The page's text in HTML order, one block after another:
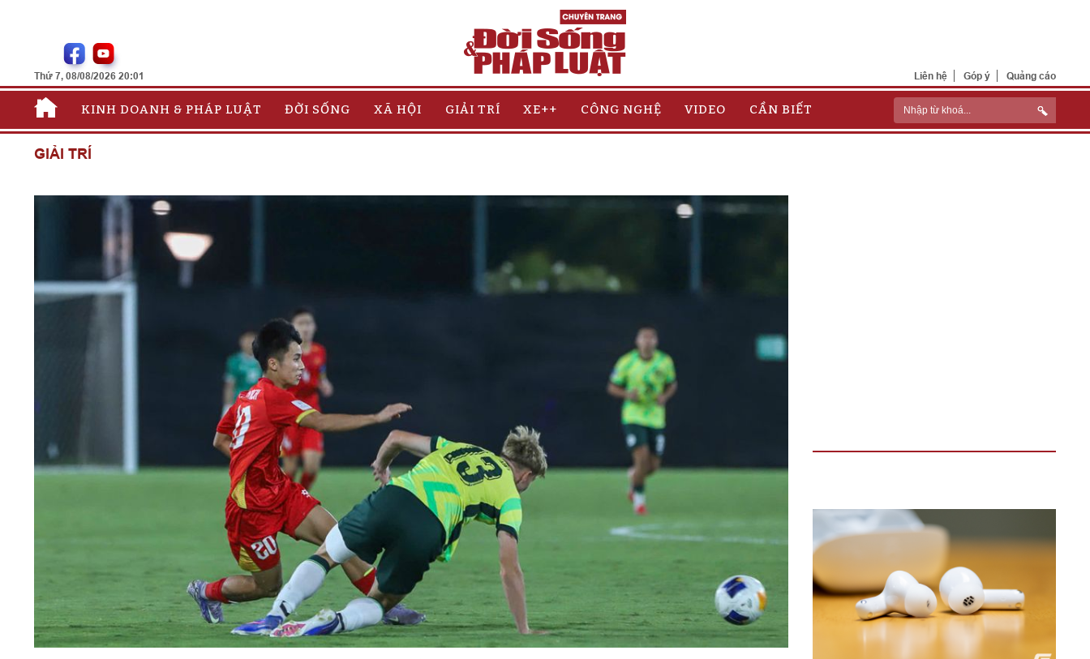
Thứ 7, 08/08/2026 20:01 Liên hệ Góp ý Quảng cáo
KINH DOANH & PHÁP LUẬT ĐỜI SỐNG XÃ HỘI GIẢI TRÍ XE++ CÔNG NGHỆ VIDEO CẦN BIẾT
GIẢI TRÍ